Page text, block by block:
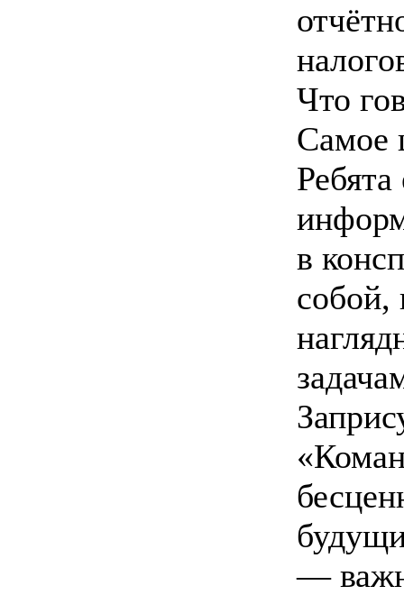
Что
Самое
в
собой,
—